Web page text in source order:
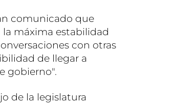
comunicado que
máxima estabilidad
con otras
de llegar a
gobierno".
de la legislatura